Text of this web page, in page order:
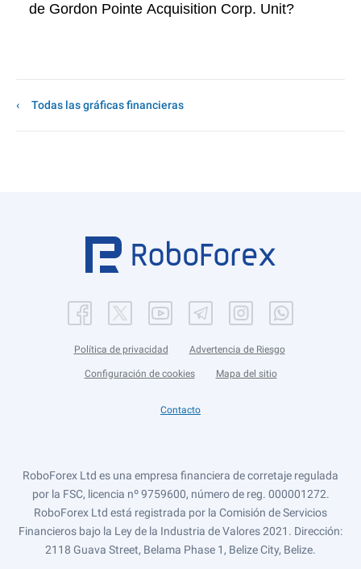
de Gordon Pointe Acquisition Corp. Unit?
Todas las gráficas financieras
Política de privacidad Advertencia de Riesgo
Configuración de cookies Mapa del sitio
Contacto
RoboForex Ltd es una empresa financiera de corretaje regulada
por la FSC, licencia nº 9759600, número de reg. 000001272.
RoboForex Ltd está registrada por la Comisión de Servicios
Financieros bajo la Ley de la Industria de Valores 2021. Dirección:
2118 Guava Street, Belama Phase 1, Belize City, Belize.